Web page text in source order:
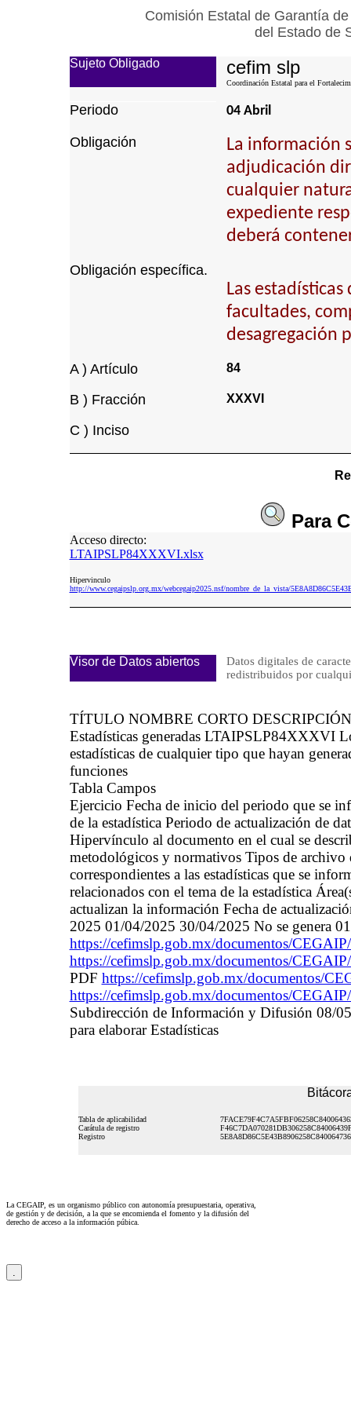
Comisión Estatal de Garantía
del Estado de
Sujeto Obligado cefim slp
Coordinación Estatal para el
Periodo 04 Abril
Obligación
La información
adjudicación
cualquier
expediente
deberá
Obligación específica.
Las
facultades,
desagregación
A ) Artículo 84
B ) Fracción XXXVI
C ) Inciso
Para
Acceso directo:
LTAIPSLP84XXXVI.xlsx
Hipervinculo
http://www.cegaipslp.org.mx/webcegaip2025.nsf/nombre_de_la_vista/
Visor de Datos abiertos
Datos digitales de
redistribuidos por
TÍTULO NOMBRE CORTO DESCRIPCIÓN
Estadísticas generadas LTAIPSLP84XXXVI
estadísticas de cualquier tipo que hayan
funciones
Tabla Campos
Ejercicio Fecha de inicio del periodo que se
de la estadística Periodo de actualización de
Hipervínculo al documento en el cual se
metodológicos y normativos Tipos de archivo
correspondientes a las estadísticas que se
relacionados con el tema de la estadística
actualizan la información Fecha de
2025 01/04/2025 30/04/2025 No se genera
https://cefimslp.gob.mx/documentos/
https://cefimslp.gob.mx/documentos/
PDF https://cefimslp.gob.mx/documentos/
https://cefimslp.gob.mx/documentos/
Subdirección de Información y Difusión 08/
para elaborar Estadísticas
Tabla de aplicabilidad
Carátula de registro
Registro
La CEGAIP, es un organismo público con autonomía presupuestaria, operativa,
de gestión y de decisión, a la que se encomienda el fomento y la difusión del
derecho de acceso a la información púbica.